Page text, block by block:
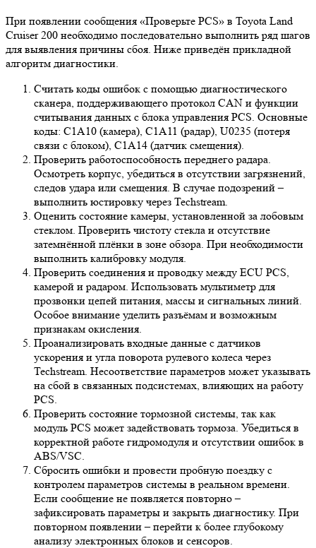
При появлении сообщения «Проверьте PCS» в Toyota Land
Cruiser 200 необходимо последовательно выполнить ряд шагов
для выявления причины сбоя. Ниже приведён прикладной
алгоритм диагностики.
Считать коды ошибок с помощью диагностического
сканера, поддерживающего протокол CAN и функции
считывания данных с блока управления PCS. Основные
коды: C1A10 (камера), C1A11 (радар), U0235 (потеря
связи с блоком), C1A14 (датчик смещения).
Проверить работоспособность переднего радара.
Осмотреть корпус, убедиться в отсутствии загрязнений,
следов удара или смещения. В случае подозрений –
выполнить юстировку через Techstream.
Оценить состояние камеры, установленной за лобовым
стеклом. Проверить чистоту стекла и отсутствие
затемнённой плёнки в зоне обзора. При необходимости
выполнить калибровку модуля.
Проверить соединения и проводку между ECU PCS,
камерой и радаром. Использовать мультиметр для
прозвонки цепей питания, массы и сигнальных линий.
Особое внимание уделить разъёмам и возможным
признакам окисления.
Проанализировать входные данные с датчиков
ускорения и угла поворота рулевого колеса через
Techstream. Несоответствие параметров может указывать
на сбой в связанных подсистемах, влияющих на работу
PCS.
Проверить состояние тормозной системы, так как
модуль PCS может задействовать тормоза. Убедиться в
корректной работе гидромодуля и отсутствии ошибок в
ABS/VSC.
Сбросить ошибки и провести пробную поездку с
контролем параметров системы в реальном времени.
Если сообщение не появляется повторно –
зафиксировать параметры и закрыть диагностику. При
повторном появлении – перейти к более глубокому
анализу электронных блоков и сенсоров.